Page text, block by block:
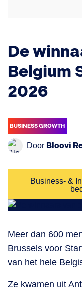
De
Belgium
2026
BUSINESS GROWTH
Door Bloovi
Business- &
Meer dan 600
Brussels voor
van het hele
Ze kwamen uit